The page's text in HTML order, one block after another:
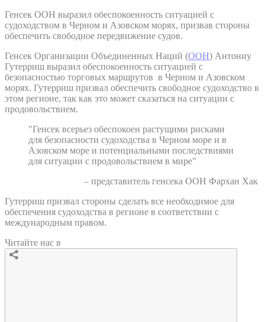
Генсек ООН выразил обеспокоенность ситуацией с
судоходством в Черном и Азовском морях, призвав стороны
обеспечить свободное передвижение судов.
Генсек Организации Объединенных Наций (ООН) Антониу
Гутерриш выразил обеспокоенность ситуацией с
безопасностью торговых маршрутов в Черном и Азовском
морях. Гутерриш призвал обеспечить свободное судоходство в
этом регионе, так как это может сказаться на ситуации с
продовольствием.
"Генсек всерьез обеспокоен растущими рисками
для безопасности судоходства в Черном море и в
Азовском море и потенциальными последствиями
для ситуации с продовольствием в мире"
– представитель генсека ООН Фархан Хак
Гутерриш призвал стороны сделать все необходимое для
обеспечения судоходства в регионе в соответствии с
международным правом.
Читайте нас в